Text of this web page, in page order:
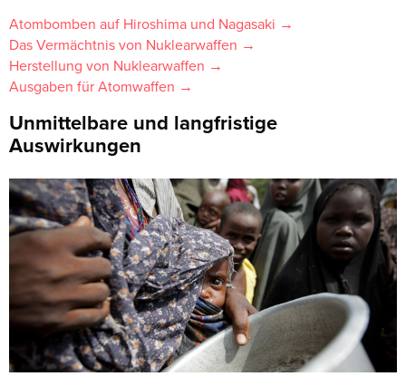
Atombomben auf Hiroshima und Nagasaki →
Das Vermächtnis von Nuklearwaffen →
Herstellung von Nuklearwaffen →
Ausgaben für Atomwaffen →
Unmittelbare und langfristige
Auswirkungen